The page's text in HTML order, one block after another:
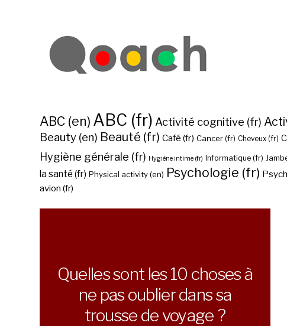
ABC (en) ABC (fr) Activité cognitive (fr)
Beauty (en) Beauté (fr) Café (fr) Cancer (fr) Cheveux (fr)
Hygiène générale (fr) Hygiène intime (fr) Informatique (fr)
la santé (fr) Physical activity (en) Psychologie (fr)
avion (fr)
Quelles sont les 10 choses à
ne pas oublier dans sa
trousse de voyage ?